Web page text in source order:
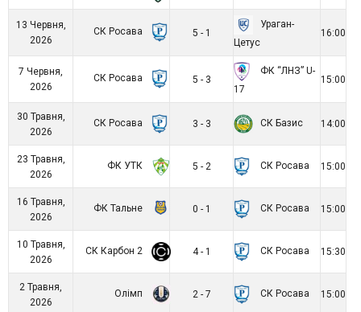
13 Червня,
2026
СК Росава 5 - 1
Ураган-
Цетус
16:00
7 Червня,
2026
СК Росава 5 - 3
ФК “ЛНЗ” U-
17
15:00
30 Травня,
2026
СК Росава 3 - 3 СК Базис 14:00
23 Травня,
2026
ФК УТК 5 - 2 СК Росава 15:00
16 Травня,
2026
ФК Тальне 0 - 1 СК Росава 15:00
10 Травня,
2026
СК Карбон 2 4 - 1 СК Росава 15:30
2 Травня,
2026
Олімп 2 - 7 СК Росава 15:00